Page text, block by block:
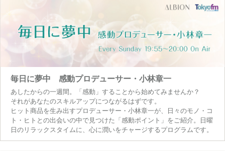
毎日に夢中 感動プロデューサー・小林章一
あしたからの一週間。「感動」することから始めてみませんか？
それがあなたのスキルアップにつながるはずです。
ヒット商品を生み出すプロデューサー・小林章一が、日々のモノ・コ
ト・ヒトとの出会いの中で見つけた「感動ポイント」をご紹介。日曜
日のリラックスタイムに、心に潤いをチャージするプログラムです。